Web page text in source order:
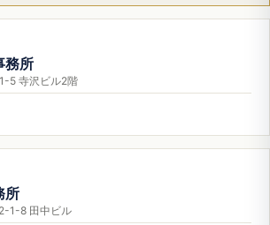
務所
5 寺沢ビル2階
所
1-8 田中ビル